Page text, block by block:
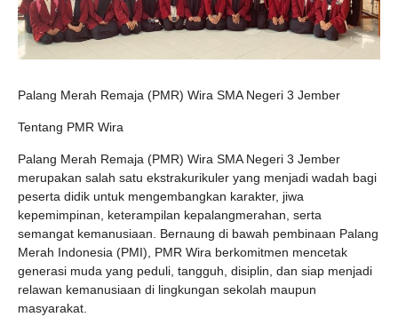
Palang Merah Remaja (PMR) Wira SMA Negeri 3 Jember
Tentang PMR Wira
Palang Merah Remaja (PMR) Wira SMA Negeri 3 Jember
merupakan salah satu ekstrakurikuler yang menjadi wadah bagi
peserta didik untuk mengembangkan karakter, jiwa
kepemimpinan, keterampilan kepalangmerahan, serta
semangat kemanusiaan. Bernaung di bawah pembinaan Palang
Merah Indonesia (PMI), PMR Wira berkomitmen mencetak
generasi muda yang peduli, tangguh, disiplin, dan siap menjadi
relawan kemanusiaan di lingkungan sekolah maupun
masyarakat.